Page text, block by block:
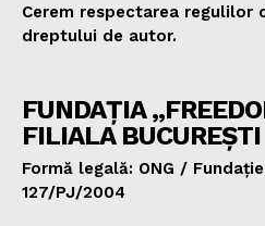
Cerem respectarea regulilor
dreptului de autor.
FUNDAȚIA
FILIALA BUCUREȘTI
Formă legală: ONG /
127/PJ/2004